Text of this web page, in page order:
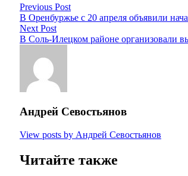
Previous Post
В Оренбуржье с 20 апреля объявили
Next Post
В Соль-Илецком районе организовали
Андрей Севостьянов
View posts by Андрей Севостьянов
Читайте также